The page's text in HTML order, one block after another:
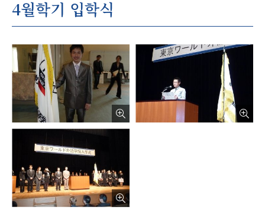
4월학기 입학식